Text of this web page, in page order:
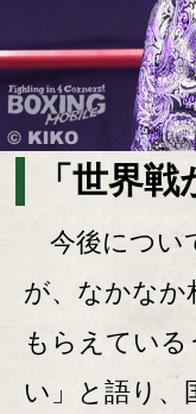
「世界戦
今後につい
が、なかなか
もらえてい
い」と語り、